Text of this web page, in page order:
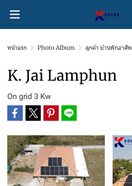
หน้าแรก Photo Album ลูกค้า บ้านพักอาศัพ
K. Jai Lamphun
On grid 3 Kw